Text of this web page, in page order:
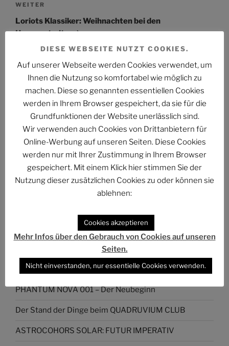
Nächster
Beitrag
WEITER
Loriots Klassiker: Weihnachten bei den
Hoppenstedts
Folge uns im Fediverse
Das Phantastische Projekt - PHAN.PRO
@phan.pro@phan.pro
Folgen
NEUESTE ARTIKEL
PHANTUM NOVA Nr. 002: Der auch noch? Ein Mann
erzählt, was Frauen schon wissen im Zug der Causa
Collien Fernandes
PHANTUM NOVA 001 – Der Neubeginn
Der Stand der Dinge beim QUADRUVIUM CLUB
ASTROCOHORS SOLAR: FUTUR IMPERATIV
DIESE WEBSEITE NUTZT COOKIES.
Auf unserer Webseite werden Cookies verwendet, um
Ihnen die Nutzung so komfortabel wie möglich zu
machen. Diese so genannten essentiellen Cookies
werden in Ihrem Browser gespeichert, da sie für die
Grundfunktionen der Website unerlässlich sind.
Wir verwenden auch Cookies von Drittanbietern für
Online-Werbung auf unseren Seiten. Diese Cookies
werden nur mit Ihrer Zustimmung in Ihrem Browser
gespeichert. Mit einem Klick hier stimmen Sie der
Nutzung dieser zusätzlichen Cookies zu oder können sie
ablehnen:
Cookies akzeptieren
Mehr Infos über den Gebrauch von Cookies auf unseren
Seiten.
Nicht einverstanden, nur essentielle Cookies verwenden.